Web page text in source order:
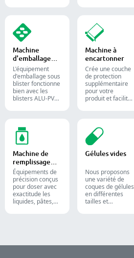
bonbons gélifiés
et des
compléments
alimentaires
destinés aux
industries
confiseries et
pharmaceutiques.
utilisés dans les
industries
pharmaceutique,
alimentaire et
chimique.
Machine
d'emballage
sous blister
L'équipement
d'emballage sous
blister fonctionne
bien avec les
blisters ALU-PVC
comprimés, de
gélules et de
gélules molles. Il
est toujours
appliqué dans la
production
pharmaceutique
et des
compléments
alimentaires.
Machine à
encartonner
Crée une couche
de protection
supplémentaire
pour votre
produit et facilite
blisters, sachets
et tubes dans des
étuis pour
l'emballage
pharmaceutique,
alimentaire.
Machine de
remplissage
liquide
Équipements de
précision conçus
pour doser avec
exactitude les
liquides, pâtes,
pharmaceutiques,
Gélules vides
Nous proposons
une variété de
coques de gélules
en différentes
tailles et
industries